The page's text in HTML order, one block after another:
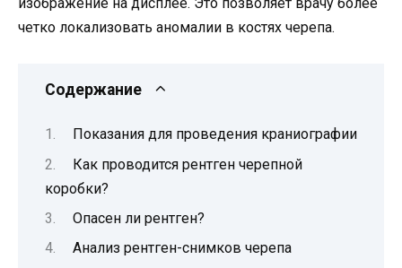
четко локализовать аномалии в костях черепа.
Содержание
Показания для проведения краниографии
Как проводится рентген черепной
коробки?
Опасен ли рентген?
Анализ рентген-снимков черепа